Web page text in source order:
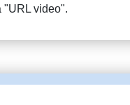
"URL video".